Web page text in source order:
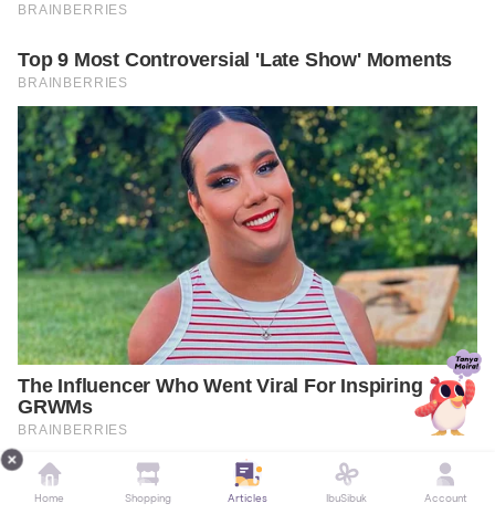
Home Shopping Articles IbuSibuk Account